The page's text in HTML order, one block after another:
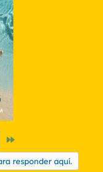
responder aquí.